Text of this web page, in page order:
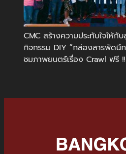
CMC สร้างความประทับใจให้
กิจกรรม DIY “กล่องสารพัดนึ
ชมภาพยนตร์เรื่อง Crawl ฟรี !!